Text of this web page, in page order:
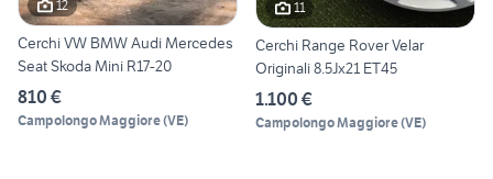
12
Cerchi VW BMW Audi Mercedes
Seat Skoda Mini R17-20
810 €
Campolongo Maggiore(VE)
11
Cerchi Range Rover Velar
Originali 8.5Jx21 ET45
1.100 €
Campolongo Maggiore(VE)